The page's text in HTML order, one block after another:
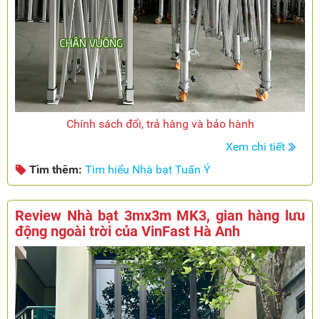
Chính sách đổi, trả hàng và bảo hành
Xem chi tiết
Tìm thêm: Tìm hiểu Nhà bạt Tuấn Ý
Review Nhà bạt 3mx3m MK3, gian hàng lưu
động ngoài trời của VinFast Hà Anh